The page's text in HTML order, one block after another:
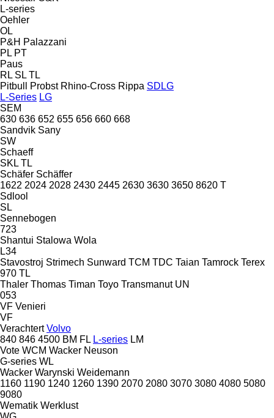
L-series
Oehler
OL
P&H Palazzani
PL PT
Paus
RL SL TL
Pitbull
Probst Rhino-Cross Rippa SDLG
L-Series LG
SEM
630 636 652 655 656 660 668
Sandvik Sany
SW
Schaeff
SKL TL
Schäfer Schäffer
1622 2024 2028 2430 2445 2630 3630 3650 8620 T
Sdlool
SL
Sennebogen
723
Shantui Stalowa Wola
L34
Stavostroj Strimech Sunward TCM TDC Taian Tamrock Terex
970 TL
Thaler Thomas Timan Toyo Transmanut UN
053
VF Venieri
VF
Verachtert Volvo
840 846 4500 BM FL L-series LM
Vote WCM Wacker Neuson
G-series WL
Wacker Warynski Weidemann
1160 1190 1240 1260 1390 2070 2080 3070 3080 4080 5080
9080
Wematik Werklust